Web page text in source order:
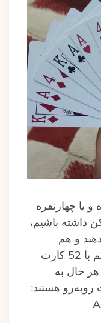
یا چهارنفره
داشته باشیم،
و هم‌
تیمی‌ها روبه‌ روی هم بنشینند. حکم با 52 کارت
خال به
روبه‌رو هستند: